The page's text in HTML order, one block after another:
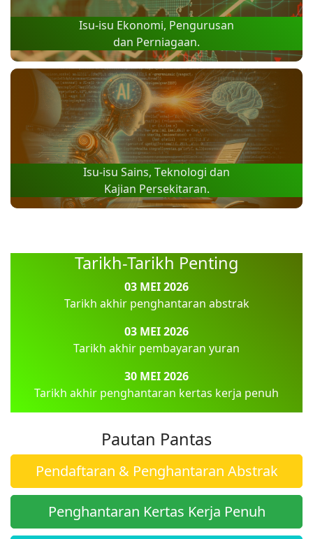
Isu-isu Ekonomi, Pengurusan
dan Perniagaan.
Isu-isu Sains, Teknologi dan
Kajian Persekitaran.
Tarikh-Tarikh Penting
03 MEI 2026
Tarikh akhir penghantaran abstrak
03 MEI 2026
Tarikh akhir pembayaran yuran
30 MEI 2026
Tarikh akhir penghantaran kertas kerja penuh
Pautan Pantas
Pendaftaran & Penghantaran Abstrak
Penghantaran Kertas Kerja Penuh